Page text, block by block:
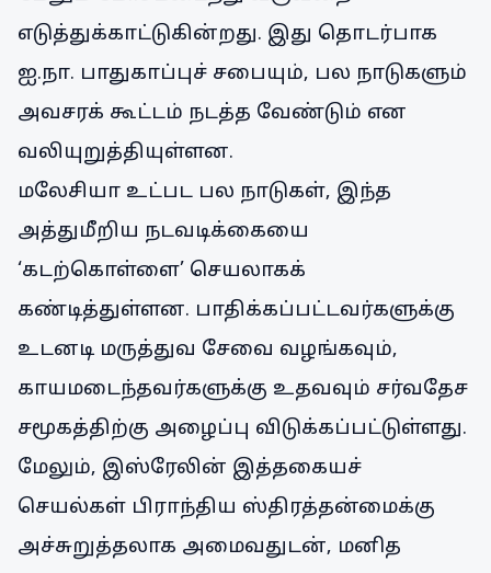
எடுத்துக்காட்டுகின்றது. இது தொடர்பாக
ஐ.நா. பாதுகாப்புச் சபையும், பல நாடுகளும்
அவசரக் கூட்டம் நடத்த வேண்டும் என
வலியுறுத்தியுள்ளன.
மலேசியா உட்பட பல நாடுகள், இந்த
அத்துமீறிய நடவடிக்கையை
‘கடற்கொள்ளை’ செயலாகக்
கண்டித்துள்ளன. பாதிக்கப்பட்டவர்களுக்கு
உடனடி மருத்துவ சேவை வழங்கவும்,
காயமடைந்தவர்களுக்கு உதவவும் சர்வதேச
சமூகத்திற்கு அழைப்பு விடுக்கப்பட்டுள்ளது.
மேலும், இஸ்ரேலின் இத்தகையச்
செயல்கள் பிராந்திய ஸ்திரத்தன்மைக்கு
அச்சுறுத்தலாக அமைவதுடன், மனித